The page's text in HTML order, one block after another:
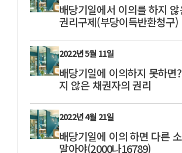
배당기일에서 이의를 하지
권리구제(부당이득반환청구)
2022년 5월 11일
배당기일에 이의하지 못하면
지 않은 채권자의 권리
2022년 4월 21일
배당기일에 이의 하면 다른
말아야(2000나16789)